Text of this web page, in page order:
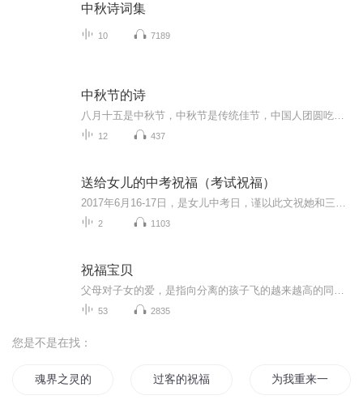
中秋诗词集
10 7189
中秋节的诗
12 437
送给女儿的中考祝福（考试祝福）
2 1103
祝福宝贝
53 2835
您是不是在找：
魂界之灵的祝福 过客的祝福 为我重来一次的